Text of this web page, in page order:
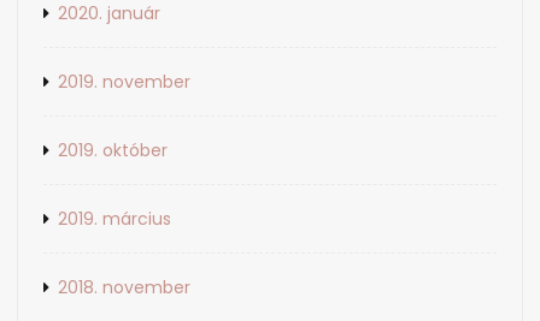
2020. január
2019. november
2019. október
2019. március
2018. november